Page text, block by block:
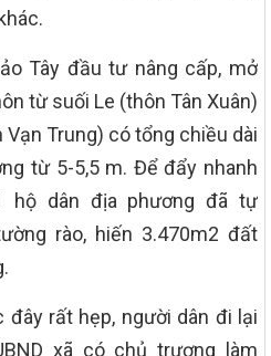
Tây đầu tư nâng cấp, mở
từ suối Le (thôn Tân Xuân)
Trung) có tổng chiều dài
từ 5-5,5 m. Để đẩy nhanh
hộ dân địa phương đã tự
rào, hiến 3.470m2 đất
đây rất hẹp, người dân đi lại
xã có chủ trương làm